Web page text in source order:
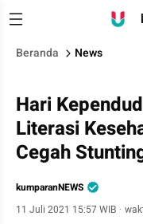
Beranda News
Hari
Literasi
Cegah
kumparanNEWS
11 Juli 2021 15:57 WIB ·